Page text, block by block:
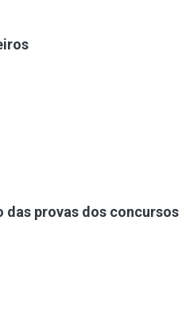
das provas dos concursos